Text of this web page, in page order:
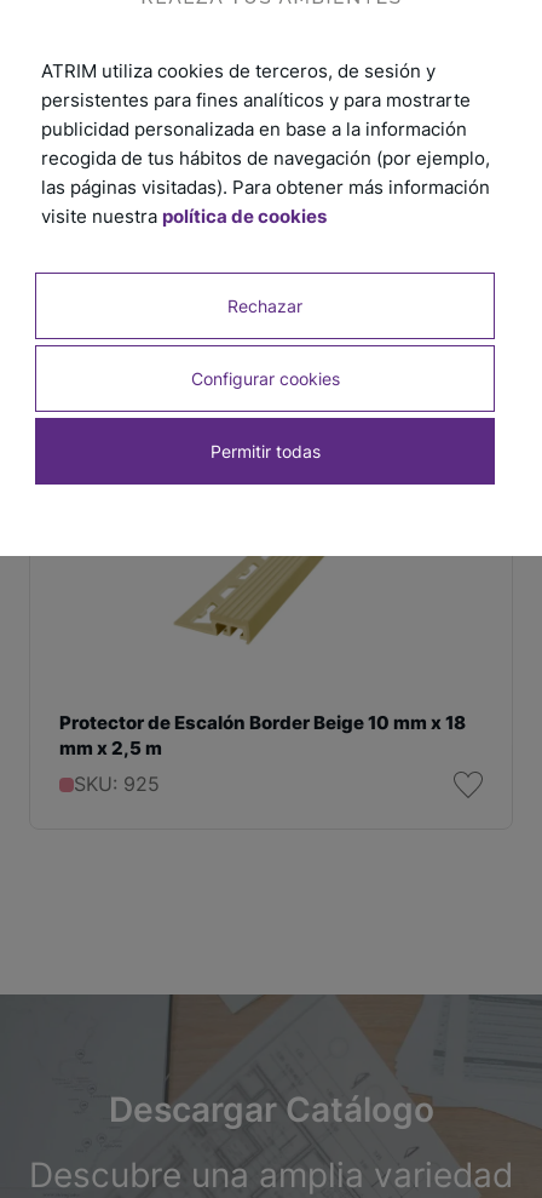
Protector de Escalón Border Beige 10 mm x 18
mm x 2,5 m
SKU: 925
Descargar Catálogo
Descubre una amplia variedad
ATRIM utiliza cookies de terceros, de sesión y
persistentes para fines analíticos y para mostrarte
publicidad personalizada en base a la información
recogida de tus hábitos de navegación (por ejemplo,
las páginas visitadas). Para obtener más información
visite nuestra política de cookies
Rechazar
Configurar cookies
Permitir todas